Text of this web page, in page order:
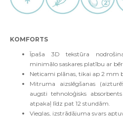
KOMFORTS
Īpaša 3D tekstūra
minimālo saskares platību ar
Neticami plānas, tikai ap 2 mm
Mitruma aizslēgšanas
augsti tehnoloģisks
atpakaļ līdz pat 12 stundām.
Vieglas, izstrādājuma svars